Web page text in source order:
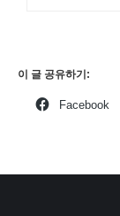
이 글 공유하기:
Facebook